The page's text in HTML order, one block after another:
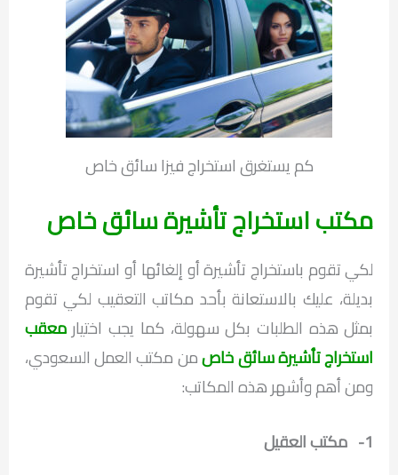
كم يستغرق استخراج فيزا سائق خاص
مكتب استخراج تأشيرة سائق خاص
لكي تقوم باستخراج تأشيرة أو إلغائها أو استخراج تأشيرة
بديلة، عليك بالاستعانة بأحد مكاتب التعقيب لكي تقوم
بمثل هذه الطلبات بكل سهولة، كما يجب اختيارمعقب
استخراج تأشيرة سائق خاصمن مكتب العمل السعودي،
ومن أهم وأشهر هذه المكاتب:
1- مكتب العقيل